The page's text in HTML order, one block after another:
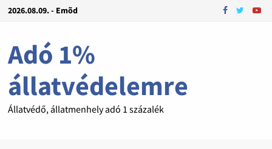
2026.08.09. - Emõd
Adó 1%
állatvédelemre
Állatvédő, állatmenhely adó 1 százalék